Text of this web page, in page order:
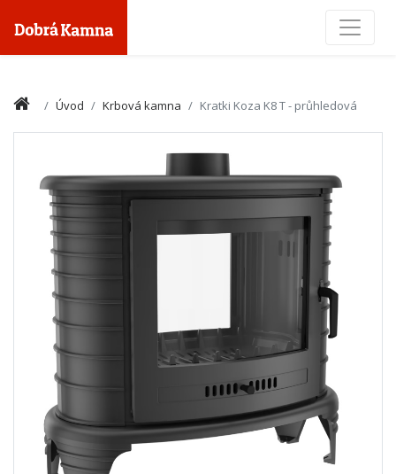
Úvod Krbová kamna Kratki Koza K8 T - průhledová